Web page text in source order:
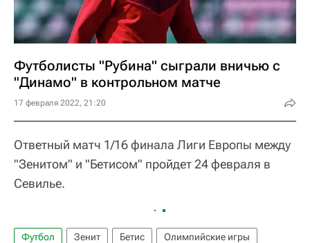
Футболисты "Рубина" сыграли вничью с
"Динамо" в контрольном матче
17 февраля 2022, 21:20
Ответный матч 1/16 финала Лиги Европы между
"Зенитом" и "Бетисом" пройдет 24 февраля в
Севилье.
Футбол Зенит Бетис
Олимпийские игры